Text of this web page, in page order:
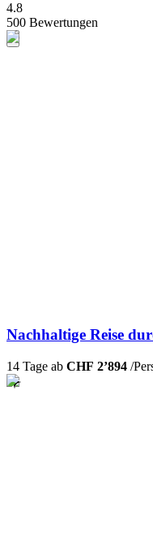
4.8
500 Bewertungen
Nachhaltige Reise
14 Tage ab CHF 2’894 /